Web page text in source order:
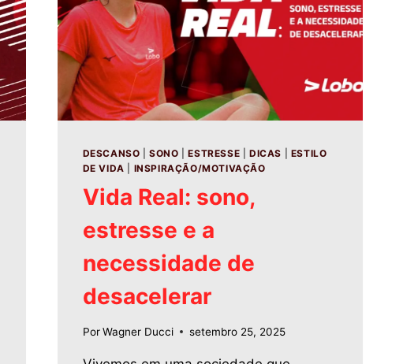
DESCANSO |SONO |ESTRESSE DICAS
ESTILO
DE VIDA
INSPIRAÇÃO/MOTIVAÇÃO
Vida Real: sono,
estresse e a
necessidade de
desacelerar
Por Wagner Ducci setembro 25, 2025